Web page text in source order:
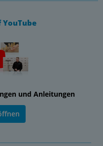
YouTube
und Anleitungen